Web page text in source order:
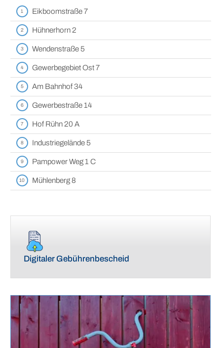
1 Eikboomstraße 7
2 Hühnerhorn 2
3 Wendenstraße 5
4 Gewerbegebiet Ost 7
5 Am Bahnhof 34
6 Gewerbestraße 14
7 Hof Rühn 20 A
8 Industriegelände 5
9 Pampower Weg 1 C
10 Mühlenberg 8
Digitaler Gebührenbescheid